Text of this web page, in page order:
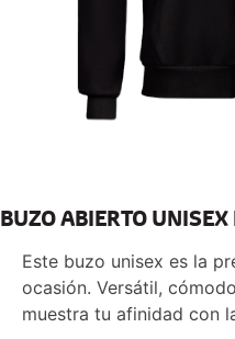
BUZO ABIERTO
Este buzo unisex es la
ocasión. Versátil,
muestra tu afinidad con